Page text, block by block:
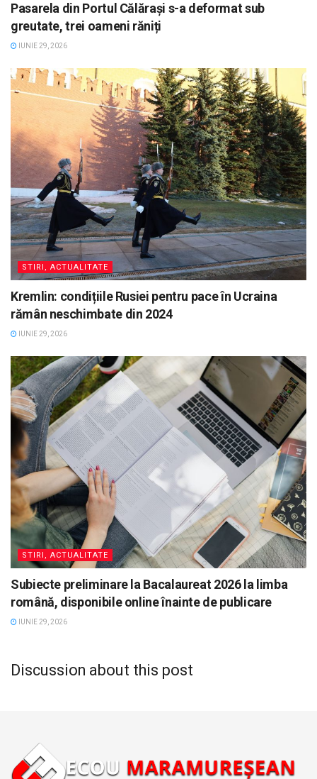
Pasarela din Portul Călărași s-a deformat sub
greutate, trei oameni răniți
IUNIE 29, 2026
STIRI, ACTUALITATE
Kremlin: condițiile Rusiei pentru pace în Ucraina
rămân neschimbate din 2024
IUNIE 29, 2026
STIRI, ACTUALITATE
Subiecte preliminare la Bacalaureat 2026 la limba
română, disponibile online înainte de publicare
IUNIE 29, 2026
Discussion about this post